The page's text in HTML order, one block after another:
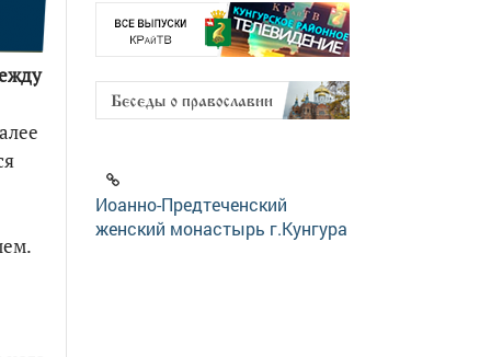
Иоанно-Предтеченский
женский монастырь г.Кунгура